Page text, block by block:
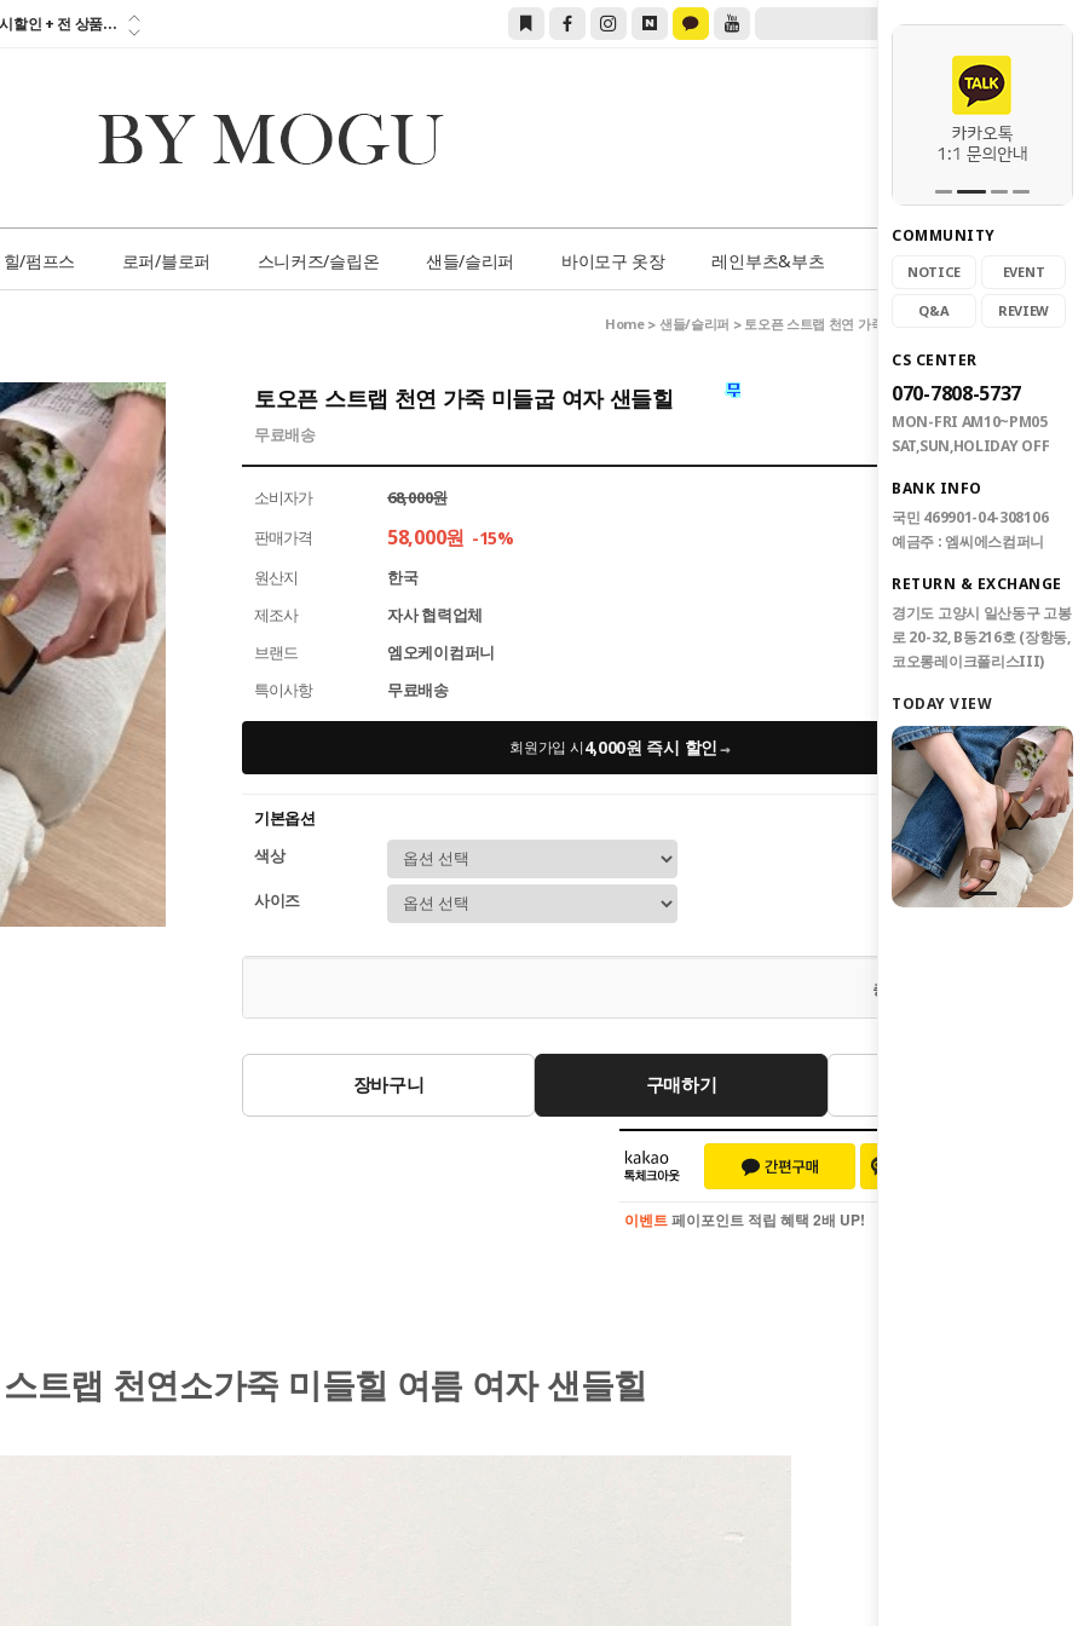
고하세요!!!...
고하세요!!!...
힐/펌프스 로퍼/블로퍼 스니커즈/슬립온 샌들/슬리퍼 바이모구 옷장 레인부츠&부츠
COMMUNITY
NOTICE EVENT
Q&A REVIEW
CS CENTER
070-7808-5737
MON-FRI AM10~PM05
SAT,SUN,HOLIDAY OFF
BANK INFO
국민 469901-04-308106
예금주 : 엠씨에스컴퍼니
RETURN & EXCHANGE
경기도 고양시 일산동구 고봉
로 20-32, B동216호 (장항동,
코오롱레이크폴리스III)
TODAY VIEW
Home> 샌들/슬리퍼 > 토오픈 스트랩 천연 가죽 미들굽 여자 샌들힐
토오픈 스트랩 천연 가죽 미들굽 여자 샌들힐
무료배송
소비자가
68,000원
판매가격
58,000원 -15%
원산지
한국
제조사
자사 협력업체
브랜드
엠오케이컴퍼니
특이사항
무료배송
회원가입 시4,000원 즉시 할인 →
기본옵션
색상
사이즈
총 상품 금액
장바구니 구매하기
이벤트 페이포인트 적립 혜택 2배 UP!
트랩 천연소가죽 미들힐 여름 여자 샌들힐